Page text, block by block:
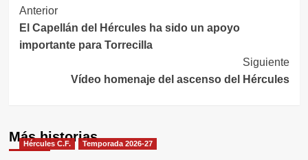
Navegación
de
entradas
Anterior
El Capellán del Hércules ha sido un apoyo
importante para Torrecilla
Siguiente
Vídeo homenaje del ascenso del Hércules
Más historias
Hércules C.F. Temporada 2026-27